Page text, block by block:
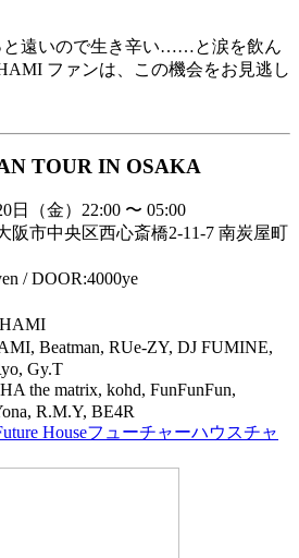
と遠いので生き辛い……と涙を飲ん
ファンは、この機会をお見逃し
TOUR IN OSAKA
日（金）22:00 〜 05:00
阪市中央区西心斎橋2-11-7 南炭屋町
/ DOOR:4000ye
Beatman, RUe-ZY, DJ FUMINE,
Gy.T
the matrix, kohd, FunFunFun,
R.M.Y, BE4R
Houseフューチャーハウスチャ